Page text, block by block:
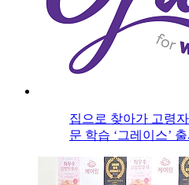
집으로 찾아가 고령
문 학습 ‘그레이스’ 출